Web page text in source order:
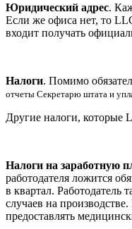
Юридический адрес.
Если же офиса нет, то
входит получать
Налоги. Помимо
отчеты Секретарю штата и
Другие налоги, которые
Налоги на заработную
работодателя ложится
в квартал. Работодатель
случаев на
предоставлять